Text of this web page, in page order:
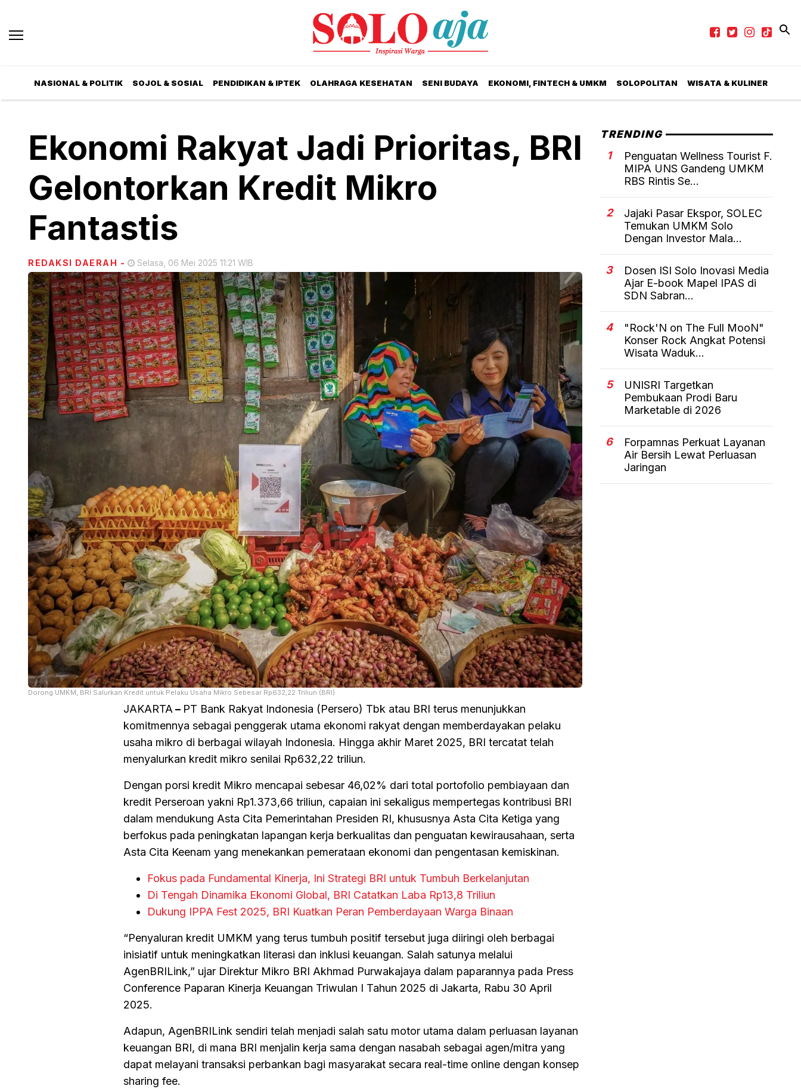
NASIONAL & POLITIK SOJOL & SOSIAL PENDIDIKAN & IPTEK OLAHRAGA KESEHATAN SENI BUDAYA EKONOMI, FINTECH & UMKM SOLOPOLITAN WISATA & KULINER
Ekonomi Rakyat Jadi Prioritas, BRI
Gelontorkan Kredit Mikro
Fantastis
REDAKSI DAERAH - Selasa, 06 Mei 2025 11:21 WIB
Dorong UMKM, BRI Salurkan Kredit untuk Pelaku Usaha Mikro Sebesar Rp632,22 Triliun (BRI)
JAKARTA – PT Bank Rakyat Indonesia (Persero) Tbk atau BRI terus menunjukkan
komitmennya sebagai penggerak utama ekonomi rakyat dengan memberdayakan pelaku
usaha mikro di berbagai wilayah Indonesia. Hingga akhir Maret 2025, BRI tercatat telah
menyalurkan kredit mikro senilai Rp632,22 triliun.
Dengan porsi kredit Mikro mencapai sebesar 46,02% dari total portofolio pembiayaan dan
kredit Perseroan yakni Rp1.373,66 triliun, capaian ini sekaligus mempertegas kontribusi BRI
dalam mendukung Asta Cita Pemerintahan Presiden RI, khususnya Asta Cita Ketiga yang
berfokus pada peningkatan lapangan kerja berkualitas dan penguatan kewirausahaan, serta
Asta Cita Keenam yang menekankan pemerataan ekonomi dan pengentasan kemiskinan.
Fokus pada Fundamental Kinerja, Ini Strategi BRI untuk Tumbuh Berkelanjutan
Di Tengah Dinamika Ekonomi Global, BRI Catatkan Laba Rp13,8 Triliun
Dukung IPPA Fest 2025, BRI Kuatkan Peran Pemberdayaan Warga Binaan
“Penyaluran kredit UMKM yang terus tumbuh positif tersebut juga diiringi oleh berbagai
inisiatif untuk meningkatkan literasi dan inklusi keuangan. Salah satunya melalui
AgenBRILink,” ujar Direktur Mikro BRI Akhmad Purwakajaya dalam paparannya pada Press
Conference Paparan Kinerja Keuangan Triwulan I Tahun 2025 di Jakarta, Rabu 30 April
2025.
Adapun, AgenBRILink sendiri telah menjadi salah satu motor utama dalam perluasan layanan
keuangan BRI, di mana BRI menjalin kerja sama dengan nasabah sebagai agen/mitra yang
dapat melayani transaksi perbankan bagi masyarakat secara real-time online dengan konsep
sharing fee.
TRENDING
1
Penguatan Wellness Tourist F.
MIPA UNS Gandeng UMKM
RBS Rintis Se...
2
Jajaki Pasar Ekspor, SOLEC
Temukan UMKM Solo
Dengan Investor Mala...
3
Dosen ISI Solo Inovasi Media
Ajar E-book Mapel IPAS di
SDN Sabran...
4
"Rock'N on The Full MooN"
Konser Rock Angkat Potensi
Wisata Waduk...
5
UNISRI Targetkan
Pembukaan Prodi Baru
Marketable di 2026
6
Forpamnas Perkuat Layanan
Air Bersih Lewat Perluasan
Jaringan